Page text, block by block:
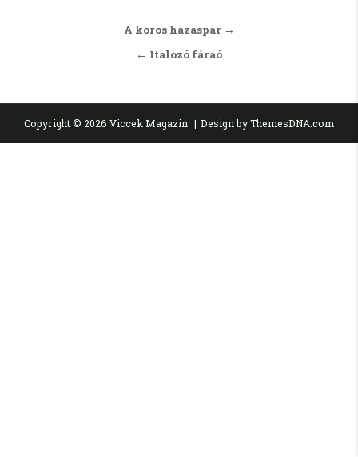
Bejegyzés navigáció
A koros házaspár →
← Italozó fáraó
Copyright © 2026 Viccek Magazin Design by ThemesDNA.com